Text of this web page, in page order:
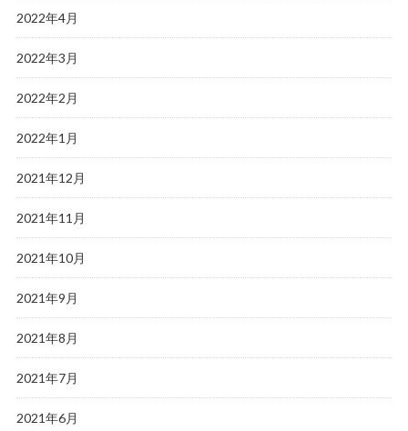
2022年4月
2022年3月
2022年2月
2022年1月
2021年12月
2021年11月
2021年10月
2021年9月
2021年8月
2021年7月
2021年6月